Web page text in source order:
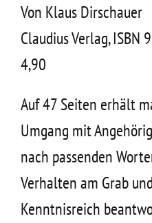
Kontakt
Von Klaus Dirschauer
Claudius Verlag,
4,90
Auf 47 Seiten erhält
Umgang mit
nach passenden
Verhalten am Grab
Kenntnisreich